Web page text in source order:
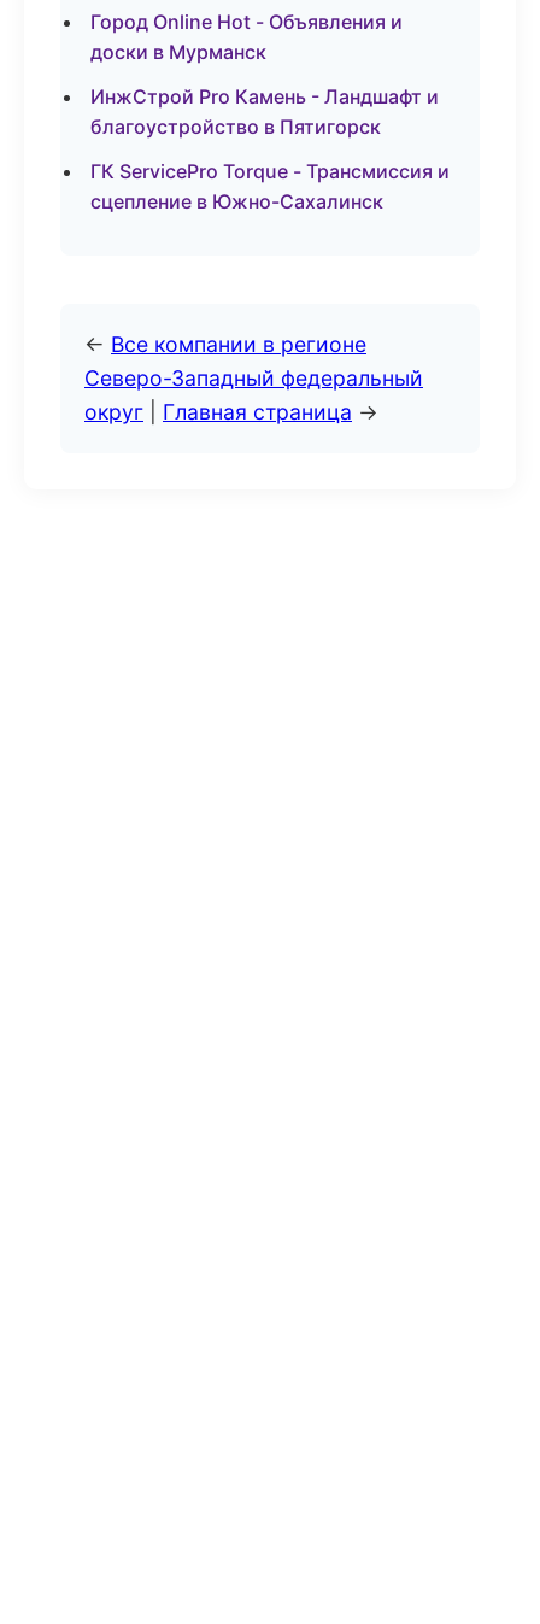
Город Online Hot - Объявления и
доски в Мурманск
ИнжСтрой Pro Камень - Ландшафт и
благоустройство в Пятигорск
ГК ServicePro Torque - Трансмиссия и
сцепление в Южно-Сахалинск
← Все компании в регионе
Северо-Западный федеральный
округ
Главная страница →